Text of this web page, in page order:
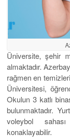
Üniversite, şehir
almaktadır.
rağmen en
Üniversitesi,
Okulun 3 katlı
bulunmaktadır.
voleybol sahası
konaklayabilir.